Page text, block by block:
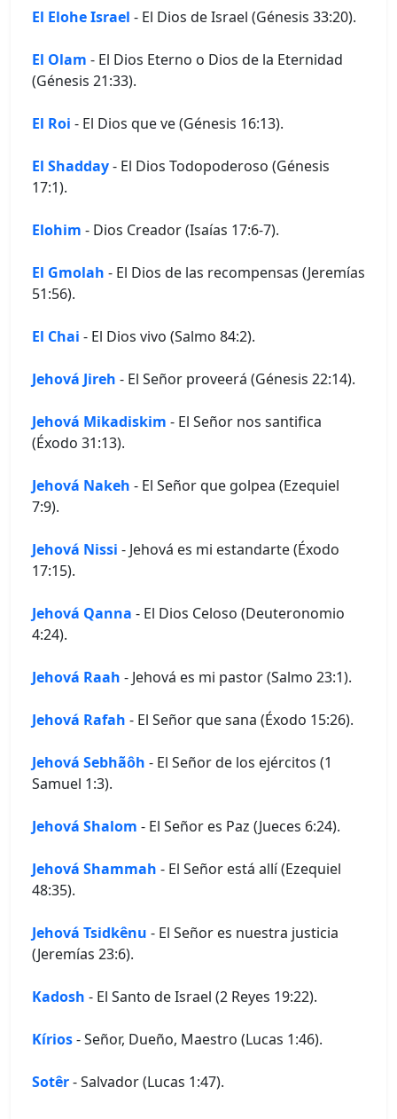
El Elohe Israel - El Dios de Israel (Génesis 33:20).
El Olam - El Dios Eterno o Dios de la Eternidad
(Génesis 21:33).
El Roi - El Dios que ve (Génesis 16:13).
El Shadday- El Dios Todopoderoso (Génesis
17:1).
Elohim - Dios Creador (Isaías 17:6-7).
El Gmolah - El Dios de las recompensas (Jeremías
51:56).
El Chai - El Dios vivo (Salmo 84:2).
Jehová Jireh - El Señor proveerá (Génesis 22:14).
Jehová Mikadiskim - El Señor nos santifica
(Éxodo 31:13).
Jehová Nakeh - El Señor que golpea (Ezequiel
7:9).
Jehová Nissi - Jehová es mi estandarte (Éxodo
17:15).
Jehová Qanna - El Dios Celoso (Deuteronomio
4:24).
Jehová Raah - Jehová es mi pastor (Salmo 23:1).
Jehová Rafah - El Señor que sana (Éxodo 15:26).
Jehová Sebhãôh - El Señor de los ejércitos (1
Samuel 1:3).
Jehová Shalom - El Señor es Paz (Jueces 6:24).
Jehová Shammah - El Señor está allí (Ezequiel
48:35).
Jehová Tsidkênu - El Señor es nuestra justicia
(Jeremías 23:6).
Kadosh - El Santo de Israel (2 Reyes 19:22).
Kírios- Señor, Dueño, Maestro (Lucas 1:46).
Sotêr- Salvador (Lucas 1:47).